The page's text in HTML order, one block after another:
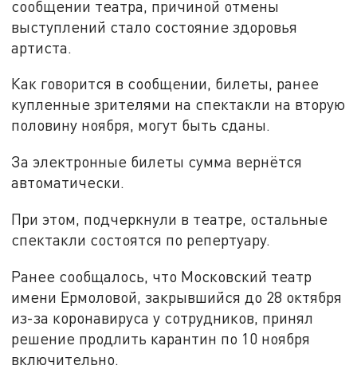
сообщении театра, причиной отмены
выступлений стало состояние здоровья
артиста.
Как говорится в сообщении, билеты, ранее
купленные зрителями на спектакли на вторую
половину ноября, могут быть сданы.
За электронные билеты сумма вернётся
автоматически.
При этом, подчеркнули в театре, остальные
спектакли состоятся по репертуару.
Ранее сообщалось, что Московский театр
имени Ермоловой, закрывшийся до 28 октября
из-за коронавируса у сотрудников, принял
решение продлить карантин по 10 ноября
включительно.